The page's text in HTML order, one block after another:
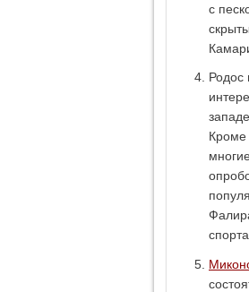
с
Родос
Кроме